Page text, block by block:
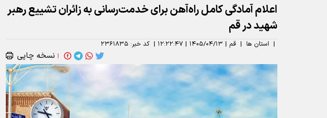
اعلام آمادگی کامل راه‌آهن برای خدمت‌رسانی به زائران تشییع رهبر
شهید در قم
| استان ها | قم | ۱۴۰۵/۰۴/۱۳ | ۱۲:۲۲:۴۷ | کد خبر: ۲۳۶۱۸۳۵
| نسخه چاپی